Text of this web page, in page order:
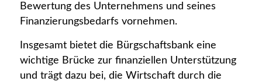
Bewertung des Unternehmens und seines
Finanzierungsbedarfs vornehmen.
Insgesamt bietet die Bürgschaftsbank eine
wichtige Brücke zur finanziellen Unterstützung
und trägt dazu bei, die Wirtschaft durch die